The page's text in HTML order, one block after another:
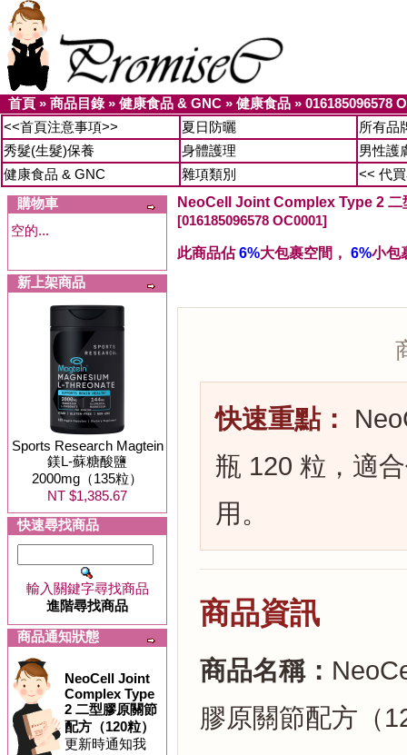
首頁 » 商品目錄» 健康食品 & GNC » 健康食品 » 016185096578
<<首頁注意事項>>
夏日防曬
所有品
秀髮(生髮)保養
身體護理
男性護
健康食品 & GNC
雜項類別
<< 代
購物車
空的...
新上架商品
Sports Research Magtein
鎂L-蘇糖酸鹽
2000mg（135粒）
NT $1,385.67
快速尋找商品
輸入關鍵字尋找商品
進階尋找商品
商品通知狀態
NeoCell Joint
Complex Type
2 二型膠原關節
配方（120粒）
更新時通知我
NeoCell Joint Complex Type 2 二
[016185096578 OC0001]
此商品佔6%大包裹空間， 6%小包
快速重點：
瓶 120 粒，適
用。
商品資訊
商品名稱：
膠原關節配方（